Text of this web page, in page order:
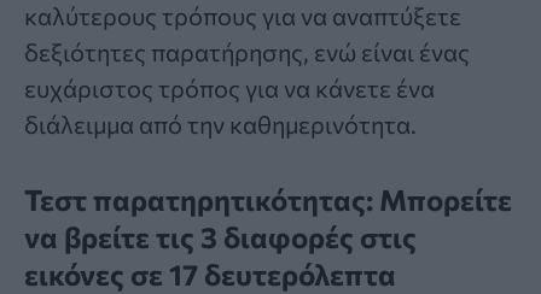
καλύτερους τρόπους για να αναπτύξετε
δεξιότητες παρατήρησης, ενώ είναι ένας
ευχάριστος τρόπος για να κάνετε ένα
διάλειμμα από την καθημερινότητα.
Τεστ παρατηρητικότητας: Μπορείτε
να βρείτε τις 3 διαφορές στις
εικόνες σε 17 δευτερόλεπτα